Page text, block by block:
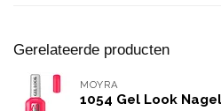
Gerelateerde producten
MOYRA
1054 Gel Look